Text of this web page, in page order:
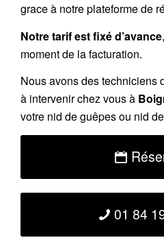
grace à notre plateforme de
Notre tarif est fixé d’avance
moment de la facturation.
Nous avons des techniciens
à intervenir chez vous à
votre nid de guêpes ou nid
01 84